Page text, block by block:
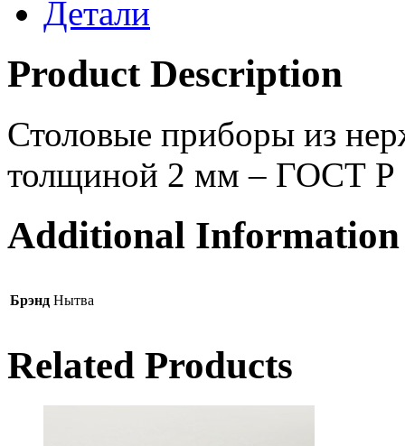
Детали
Product Description
Столовые приборы из
толщиной 2 мм – ГОСТ Р
Additional Information
Брэнд Нытва
Related Products